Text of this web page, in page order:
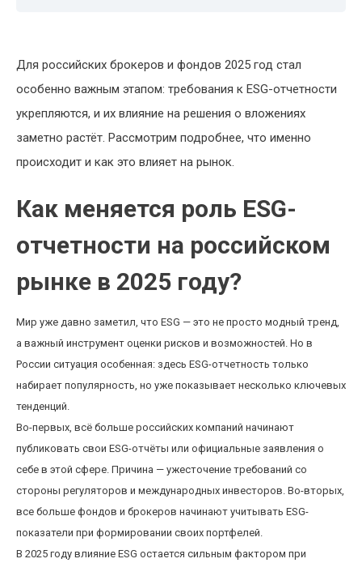
Для российских брокеров и фондов 2025 год стал
особенно важным этапом: требования к ESG-отчетности
укрепляются, и их влияние на решения о вложениях
заметно растёт. Рассмотрим подробнее, что именно
происходит и как это влияет на рынок.
Как меняется роль ESG-
отчетности на российском
рынке в 2025 году?
Мир уже давно заметил, что ESG — это не просто модный тренд,
а важный инструмент оценки рисков и возможностей. Но в
России ситуация особенная: здесь ESG-отчетность только
набирает популярность, но уже показывает несколько ключевых
тенденций.
Во-первых, всё больше российских компаний начинают
публиковать свои ESG-отчёты или официальные заявления о
себе в этой сфере. Причина — ужесточение требований со
стороны регуляторов и международных инвесторов. Во-вторых,
все больше фондов и брокеров начинают учитывать ESG-
показатели при формировании своих портфелей.
В 2025 году влияние ESG остается сильным фактором при